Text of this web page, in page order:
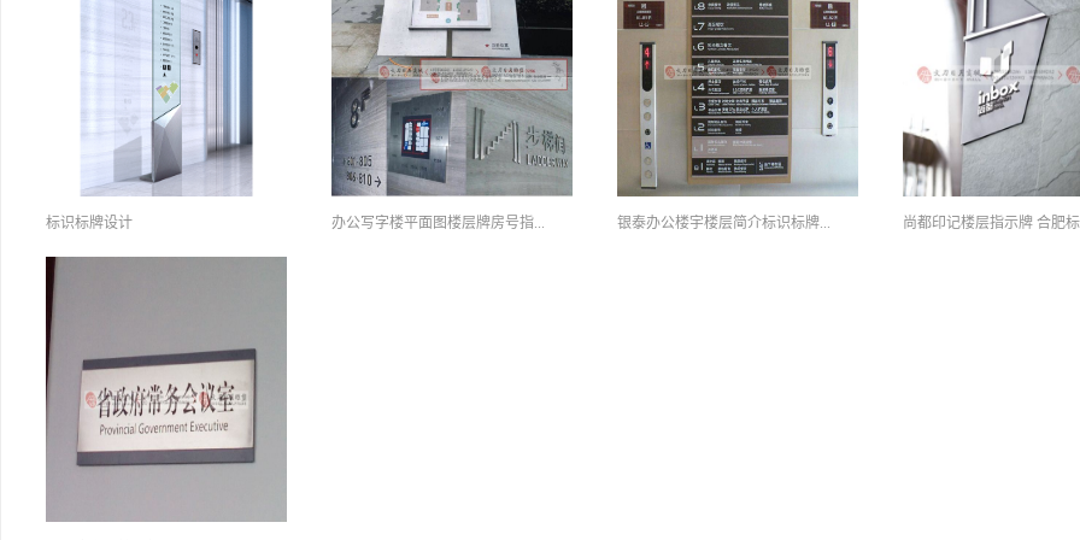
标识标牌设计 办公写字楼平面图楼层牌房号指... 银泰办公楼宇楼层简介标识标牌... 尚都印记楼层指示牌 合肥